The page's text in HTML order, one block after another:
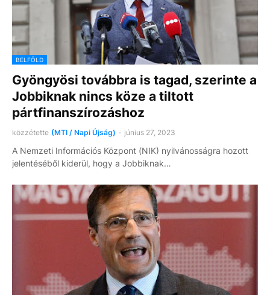
BELFÖLD
Gyöngyösi továbbra is tagad, szerinte a
Jobbiknak nincs köze a tiltott
pártfinanszírozáshoz
közzétette (MTI / Napi Újság) - június 27, 2023
A Nemzeti Információs Központ (NIK) nyilvánosságra hozott
jelentéséből kiderül, hogy a Jobbiknak…